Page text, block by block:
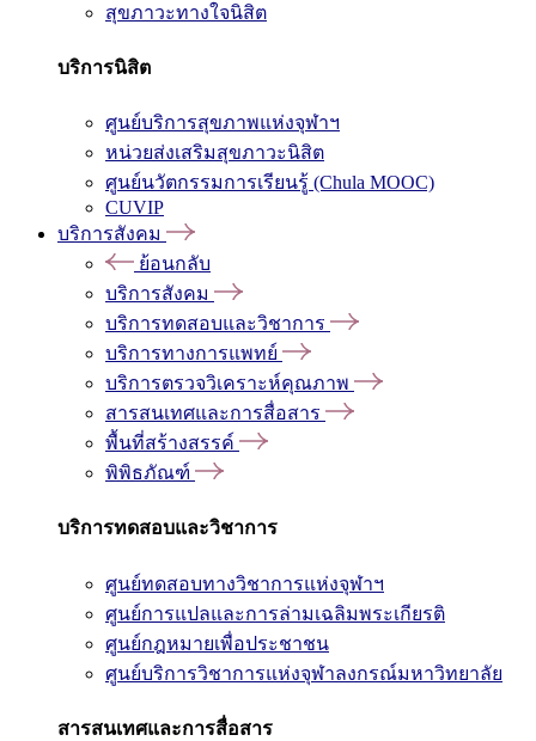
สุขภาวะทางใจนิสิต
บริการนิสิต
ศูนย์บริการสุขภาพแห่งจุฬาฯ
หน่วยส่งเสริมสุขภาวะนิสิต
ศูนย์นวัตกรรมการเรียนรู้ (Chula MOOC)
CUVIP
บริการสังคม
ย้อนกลับ
บริการสังคม
บริการทดสอบและวิชาการ
บริการทางการแพทย์
บริการตรวจวิเคราะห์คุณภาพ
สารสนเทศและการสื่อสาร
พื้นที่สร้างสรรค์
พิพิธภัณฑ์
บริการทดสอบและวิชาการ
ศูนย์ทดสอบทางวิชาการแห่งจุฬาฯ
ศูนย์การแปลและการล่ามเฉลิมพระเกียรติ
ศูนย์กฎหมายเพื่อประชาชน
ศูนย์บริการวิชาการแห่งจุฬาลงกรณ์มหาวิทยาลัย
สารสนเทศและการสื่อสาร